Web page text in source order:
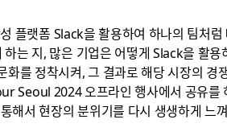
플랫폼 Slack을 활용하여 하나의 팀처럼
는 지, 많은 기업은 어떻게 Slack을 활용
화를 정착시켜, 그 결과로 해당 시장의 경
Seoul 2024 오프라인 행사에서 공유를
통해서 현장의 분위기를 다시 생생하게 느